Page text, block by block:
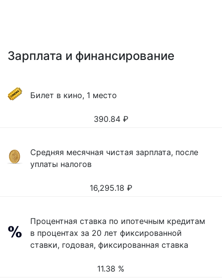
Зарплата и финансирование
Билет в кино, 1 место
390.84 ₽
Средняя месячная чистая зарплата, после
уплаты налогов
16,295.18 ₽
Процентная ставка по ипотечным кредитам
в процентах за 20 лет фиксированной
ставки, годовая, фиксированная ставка
11.38 %